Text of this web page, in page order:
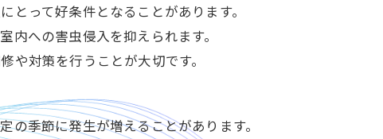
とって好条件となることがあります。
内への害虫侵入を抑えられます。
や対策を行うことが大切です。
の季節に発生が増えることがあります。